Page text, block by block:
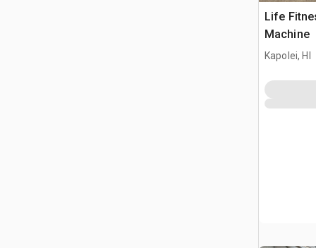
Life
Machine
Kapolei, HI